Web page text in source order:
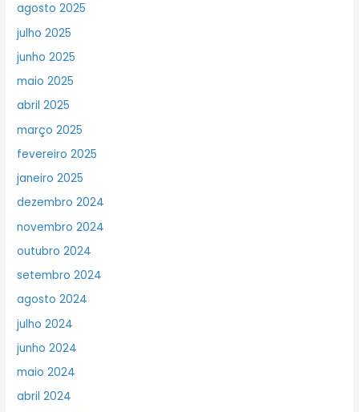
agosto 2025
julho 2025
junho 2025
maio 2025
abril 2025
março 2025
fevereiro 2025
janeiro 2025
dezembro 2024
novembro 2024
outubro 2024
setembro 2024
agosto 2024
julho 2024
junho 2024
maio 2024
abril 2024